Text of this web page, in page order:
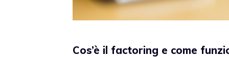
Cos’è il factoring e come